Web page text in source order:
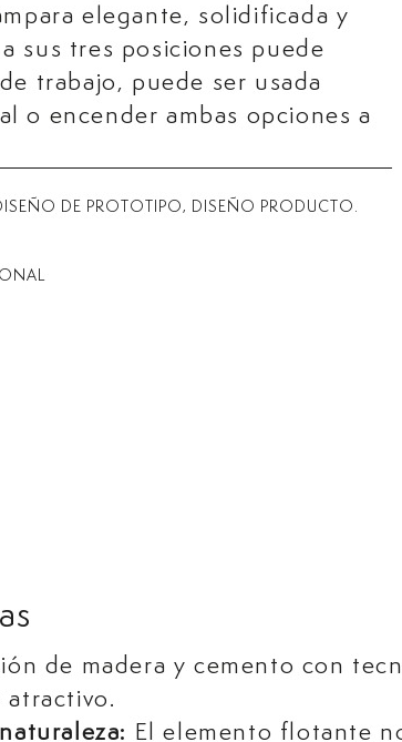
DE PROTOTIPO, DISEÑO PRODUCTO.
elegante, solidificada y
sus tres posiciones puede
trabajo, puede ser usada
o encender ambas opciones a
de madera y cemento con
atractivo.
El elemento flotante